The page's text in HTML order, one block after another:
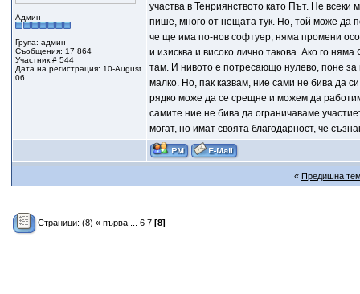
Админ
Група: админ
Съобщения: 17 864
Участник # 544
Дата на регистрация: 10-August
06
участва в Тенриянството като Път. Не
пише, много от нещата тук. Но, той може да
че ще има по-нов софтуер, няма промени
и изисква и високо лично такова. Ако го
там. И нивото е потресающо нулево, поне за
малко. Но, пак казвам, ние сами не бива да
рядко може да се срещне и можем да
самите ние не бива да ограничаваме
могат, но имат своята благодарност, че
« Предишна
Страници: (8) « първа... 6 7 [8]